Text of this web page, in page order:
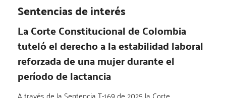
Sentencias de interés
La Corte Constitucional de Colombia
tuteló el derecho a la estabilidad laboral
reforzada de una mujer durante el
período de lactancia